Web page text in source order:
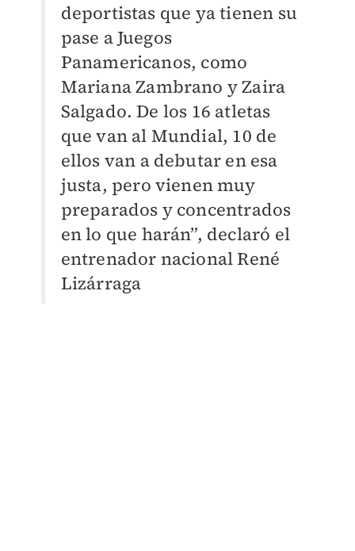
deportistas que ya tienen su
pase a Juegos
Panamericanos, como
Mariana Zambrano y Zaira
Salgado. De los 16 atletas
que van al Mundial, 10 de
ellos van a debutar en esa
justa, pero vienen muy
preparados y concentrados
en lo que harán”, declaró el
entrenador nacional René
Lizárraga